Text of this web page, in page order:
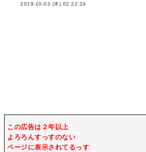
2019-10-03 (木) 02:22:24
この広告は２年以上
よろろんすっすのない
ページに表示されてるっす